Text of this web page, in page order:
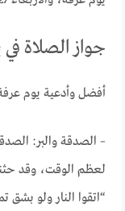
جواز الصلاة
أفضل وأدعية يوم عرفة 2026 والتي يتجاهلها
– الصدقة والبر:
لعظم الوقت، وقد
“اتقوا النار ولو